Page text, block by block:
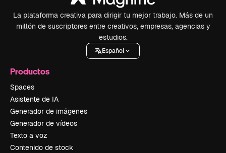
La plataforma creativa para dirigir tu mejor trabajo. Más de un
millón de suscriptores entre creativos, empresas, agencias y
estudios.
Español
Productos
Spaces
Asistente de IA
Generador de imágenes
Generador de vídeos
Texto a voz
Contenido de stock